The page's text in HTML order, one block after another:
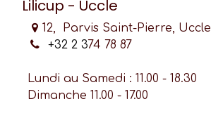
Lilicup - Uccle
12, Parvis Saint-Pierre, Uccle
+32 2 374 78 87
Lundi au Samedi : 11.00 - 18.30
Dimanche 11.00 - 17.00